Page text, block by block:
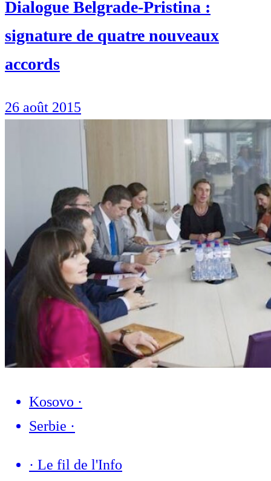
Dialogue Belgrade-Pristina :
signature de quatre nouveaux
accords
26 août 2015
Kosovo ·
Serbie ·
· Le fil de l'Info